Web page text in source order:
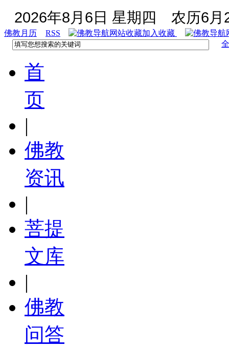
2026年8月6日 星期四 农历6月
佛教月历 RSS
加入收藏
首
页
|
佛教
资讯
|
菩提
文库
|
佛教
问答